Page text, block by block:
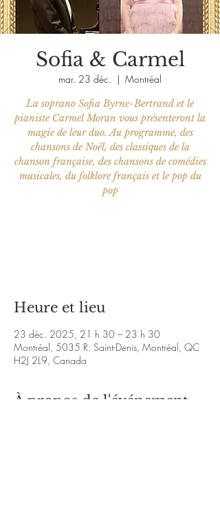
Sofia & Carmel
mar. 23 déc.
  |
Montréal
La soprano Sofia Byrne-Bertrand et le
pianiste Carmel Moran vous présenteront la
magie de leur duo. Au programme, des
chansons de Noël, des classiques de la
chanson française, des chansons de comédies
musicales, du folklore français et le pop du
pop
Heure et lieu
23 déc. 2025, 21 h 30 – 23 h 30
Montréal, 5035 R. Saint-Denis, Montréal, QC
H2J 2L9, Canada
À propos de l'événement